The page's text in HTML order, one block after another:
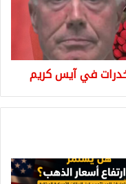
في آيس كريم